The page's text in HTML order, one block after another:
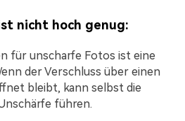
nicht hoch genug:
für unscharfe Fotos ist eine
der Verschluss über einen
bleibt, kann selbst die
führen.